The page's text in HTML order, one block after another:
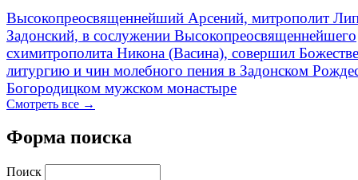
Высокопреосвященнейший Арсений, митрополит
Задонский, в сослужении Высокопреосвященнейшего
схимитрополита Никона (Васина), совершил
литургию и чин молебного пения в Задонском
Богородицком мужском монастыре
Смотреть все →
Форма поиска
Поиск